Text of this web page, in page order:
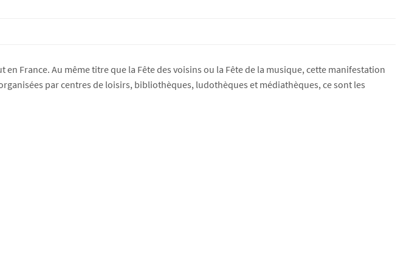
France. Au même titre que la Fête des voisins ou la Fête de la musique, cette manifestation
par centres de loisirs, bibliothèques, ludothèques et médiathèques, ce sont les